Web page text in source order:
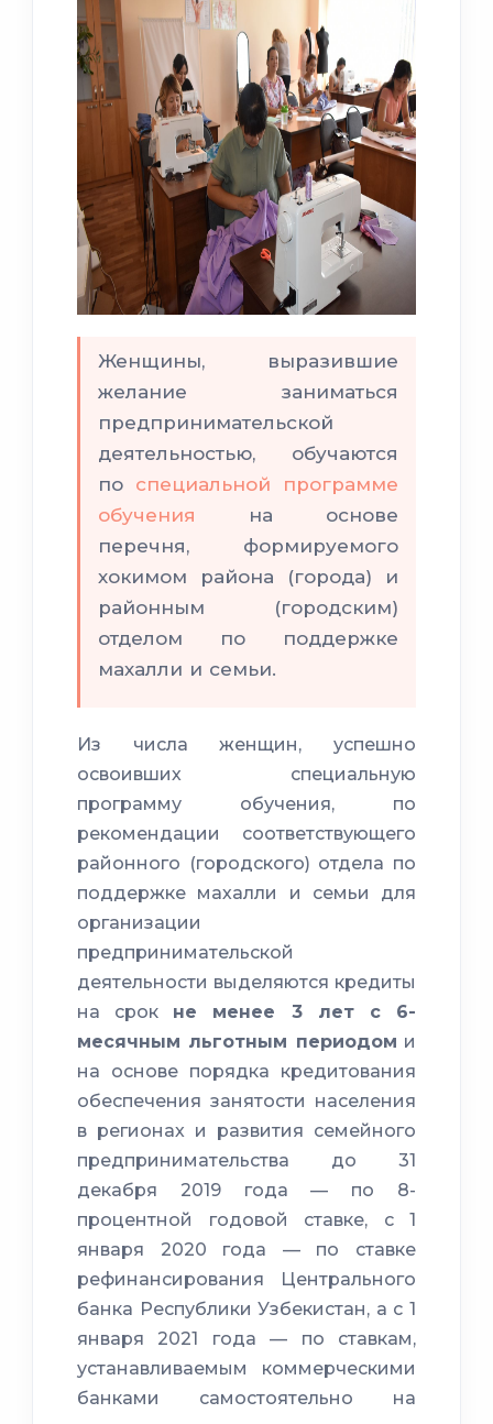
Женщины, выразившие
желание заниматься
предпринимательской
деятельностью, обучаются
по специальной программе
обучения на основе
перечня, формируемого
хокимом района (города) и
районным (городским)
отделом по поддержке
махалли и семьи.
Из числа женщин, успешно
освоивших специальную
программу обучения, по
рекомендации соответствующего
районного (городского) отдела по
поддержке махалли и семьи для
организации
предпринимательской
деятельности выделяются кредиты
на срок не менее 3 лет с 6-
месячным льготным периодом и
на основе порядка кредитования
обеспечения занятости населения
в регионах и развития семейного
предпринимательства до 31
декабря 2019 года — по 8-
процентной годовой ставке, с 1
января 2020 года — по ставке
рефинансирования Центрального
банка Республики Узбекистан, а с 1
января 2021 года — по ставкам,
устанавливаемым коммерческими
банками самостоятельно на